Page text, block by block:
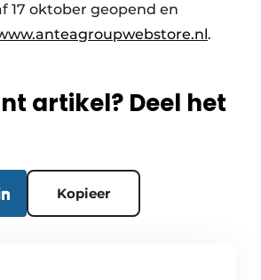
17 oktober geopend en
.
artikel? Deel het
Kopieer